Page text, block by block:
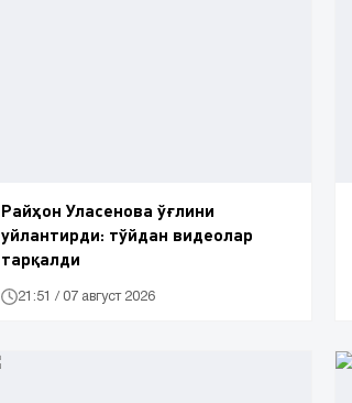
Райҳон Уласенова ўғлини
уйлантирди: тўйдан видеолар
тарқалди
21:51 / 07 август 2026